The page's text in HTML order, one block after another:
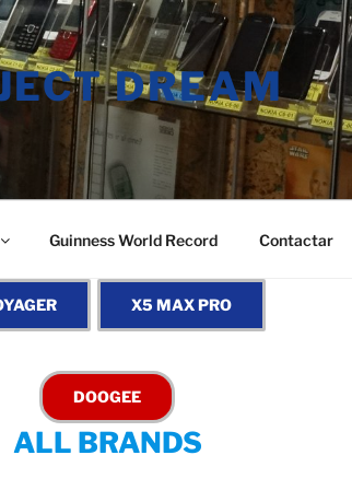
DREAM
Guinness World Record Contactar
ALL BRANDS